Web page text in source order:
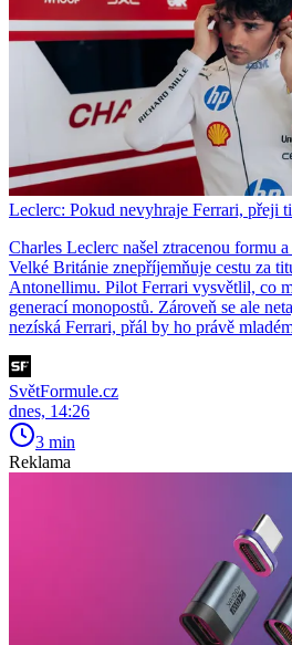
Leclerc: Pokud nevyhraje Ferrari, přeji
Charles Leclerc našel ztracenou formu
Velké Británie znepříjemňuje cestu za
Antonellimu. Pilot Ferrari vysvětlil, co
generací monopostů. Zároveň se ale
nezíská Ferrari, přál by ho právě
SvětFormule.cz
dnes, 14:26
3 min
Reklama